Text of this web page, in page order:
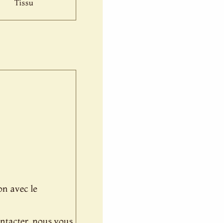
Tissu
avec le